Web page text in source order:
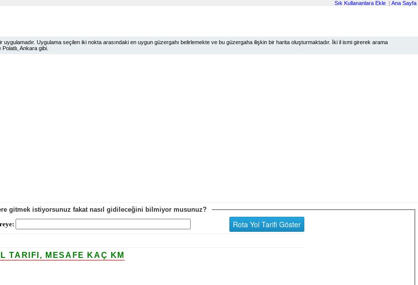
Sık Kullananlara Ekle | Ana Sayfa
Uygulama seçilen iki nokta arasındaki en uygun güzergahı belirlemekte ve bu güzergaha ilişkin bir harita oluşturmaktadır. İki il ismi girerek arama
Ankara gibi.
gitmek istiyorsunuz fakat nasıl gidileceğini bilmiyor musunuz?
TARIFI, MESAFE KAÇ KM